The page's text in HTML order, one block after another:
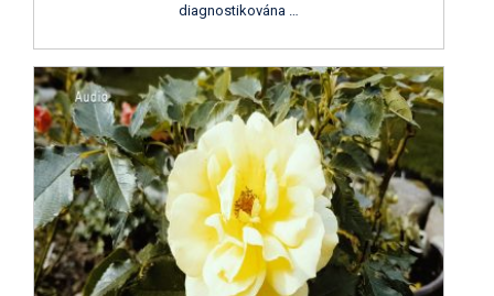
diagnostikována …